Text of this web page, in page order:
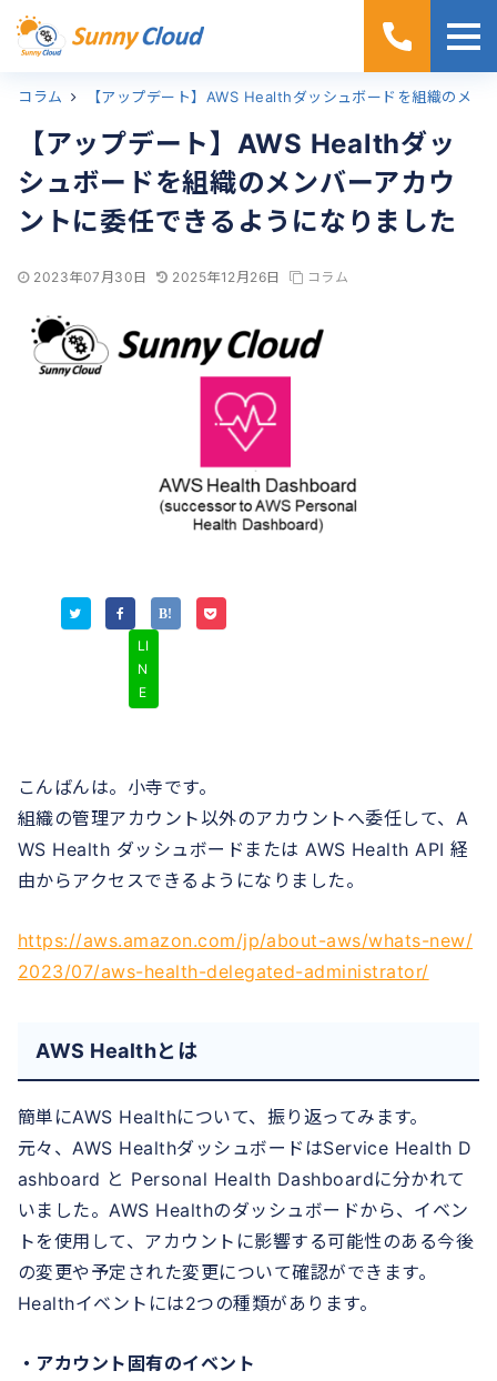
ホーム
コラム
【アップデート】AWS Healthダッ
シュボードを組織のメンバーアカウ
ントに委任できるようになりました
2023年07月30日 2025年12月26日 コラム
LI
N
E
こんばんは。小寺です。
組織の管理アカウント以外のアカウントへ委任して、A
WS Health ダッシュボードまたは AWS Health API 経
由からアクセスできるようになりました。
https://aws.amazon.com/jp/about-aws/whats-new/
2023/07/aws-health-delegated-administrator/
AWS Healthとは
簡単にAWS Healthについて、振り返ってみます。
元々、AWS HealthダッシュボードはService Health D
ashboard と Personal Health Dashboardに分かれて
いました。AWS Healthのダッシュボードから、イベン
トを使用して、アカウントに影響する可能性のある今後
の変更や予定された変更について確認ができます。
Healthイベントには2つの種類があります。
・アカウント固有のイベント